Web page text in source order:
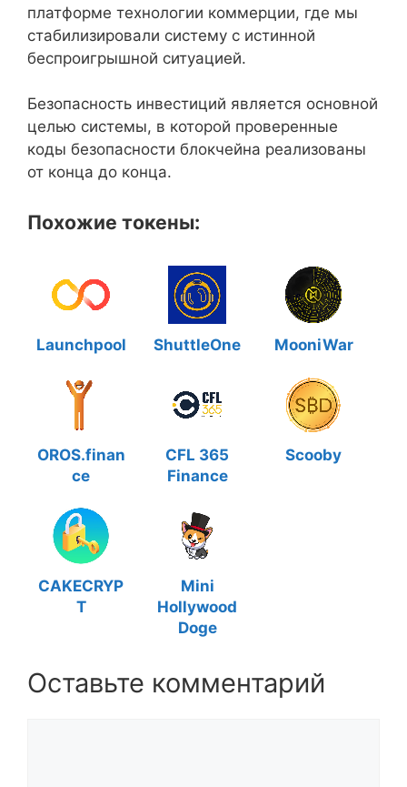
платформе технологии коммерции, где мы
стабилизировали систему с истинной
беспроигрышной ситуацией.
Безопасность инвестиций является основной
целью системы, в которой проверенные
коды безопасности блокчейна реализованы
от конца до конца.
Похожие токены:
Launchpool ShuttleOne MooniWar
OROS.finan
ce
CFL 365
Finance
Scooby
CAKECRYP
T
Mini
Hollywood
Doge
Оставьте комментарий